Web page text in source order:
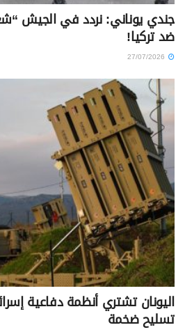
جندي يوناني: نردد في الجيش
ضد تركيا!
اليونان تشتري أنظمة دفاعية
تسليح ضخمة